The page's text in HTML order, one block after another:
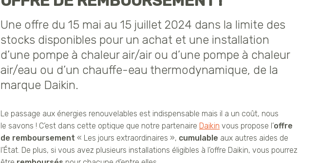
Une offre du 15 mai au 15 juillet 2024 dans la limite des
stocks disponibles pour un achat et une installation
d’une pompe à chaleur air/air ou d’une pompe à chaleur
air/eau ou d’un chauffe-eau thermodynamique, de la
marque Daikin.
Le passage aux énergies renouvelables est indispensable mais il a un coût, nous
le savons ! C’est dans cette optique que notre partenaire Daikin vous propose l’offre
de remboursement « Les jours extraordinaires », cumulable aux autres aides de
l’État. De plus, si vous avez plusieurs installations éligibles à l’offre Daikin, vous pourrez